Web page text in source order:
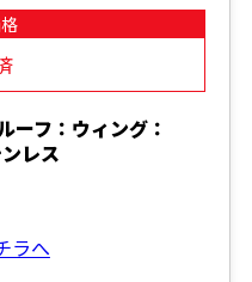
ーフ：ウィング：
レス
ラへ